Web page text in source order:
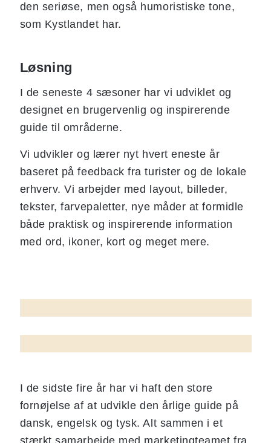
den seriøse, men også humoristiske tone,
som Kystlandet har.
Løsning
I de seneste 4 sæsoner har vi udviklet og
designet en brugervenlig og inspirerende
guide til områderne.
Vi udvikler og lærer nyt hvert eneste år
baseret på feedback fra turister og de lokale
erhverv. Vi arbejder med layout, billeder,
tekster, farvepaletter, nye måder at formidle
både praktisk og inspirerende information
med ord, ikoner, kort og meget mere.
I de sidste fire år har vi haft den store
fornøjelse af at udvikle den årlige guide på
dansk, engelsk og tysk. Alt sammen i et
stærkt samarbejde med marketingteamet fra